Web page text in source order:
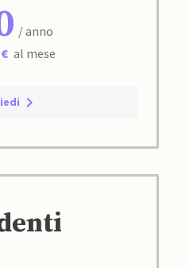
/ anno
al mese